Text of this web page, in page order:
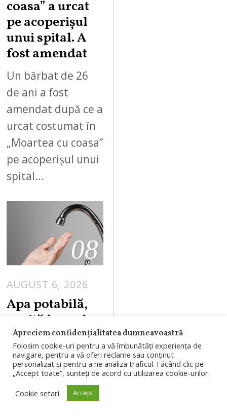
coasa” a urcat
pe acoperișul
unui spital. A
fost amendat
Un bărbat de 26
de ani a fost
amendat după ce a
urcat costumat în
„Moartea cu coasa”
pe acoperișul unui
spital…
08
AUGUST 6, 2026
Apa potabilă,
oprită în 35 de
localități din
Cluj și Sălaj.
Programul
întreruperilor
Compania de Apă
Apreciem confidențialitatea dumneavoastră
Folosim cookie-uri pentru a vă îmbunătăți experiența de
navigare, pentru a vă oferi reclame sau conținut
personalizat și pentru a ne analiza traficul. Făcând clic pe
„Accept toate”, sunteți de acord cu utilizarea cookie-urilor.
Cookie setari
Accept